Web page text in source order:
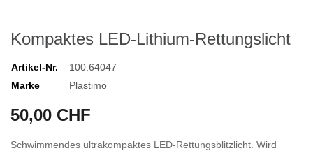
Kompaktes LED-Lithium-Rettungslicht
Artikel-Nr.
100.64047
Marke
Plastimo
50,00 CHF
Schwimmendes ultrakompaktes LED-Rettungsblitzlicht. Wird